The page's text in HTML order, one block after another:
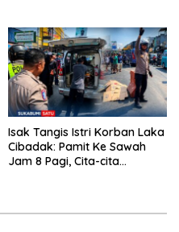
Isak Tangis Istri Korban Laka
Cibadak: Pamit Ke Sawah
Jam 8 Pagi, Cita-cita